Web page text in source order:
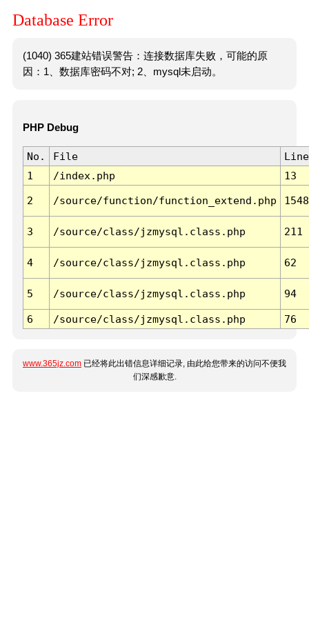
Database Error
(1040) 365建站错误警告：连接数据库失败，可能的原
因：1、数据库密码不对; 2、mysql未启动。
PHP Debug
No. File
Line
1
/index.php 13
2 /source/function/function_extend.php 1548
3 /source/class/jzmysql.class.php 211
4 /source/class/jzmysql.class.php 62
5 /source/class/jzmysql.class.php 94
6 /source/class/jzmysql.class.php 76
www.365jz.com 已经将此出错信息详细记录, 由此给您带来的访问不便我
们深感歉意.